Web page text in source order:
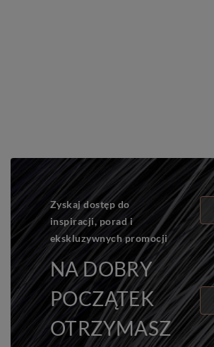
Zyskaj dostęp do
inspiracji, porad i
ekskluzywnych promocji
NA DOBRY
POCZĄTEK
OTRZYMASZ